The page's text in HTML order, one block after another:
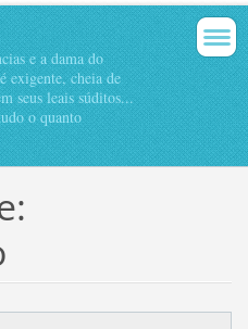
e a dama do
exigente, cheia de
seus leais súditos...
o quanto